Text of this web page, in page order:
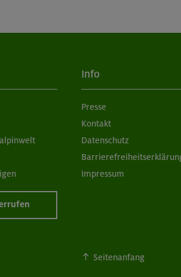
Info
Presse
Kontakt
Datenschutz
Impressum
Seitenanfang